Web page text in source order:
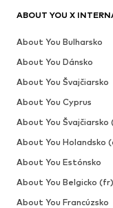
ABOUT YOU X
About You Bulharsko
About You Dánsko
About You Švajčiarsko
About You Cyprus
About You Švajčiarsko
About You Holandsko
About You Estónsko
About You Belgicko (fr)
About You Francúzsko